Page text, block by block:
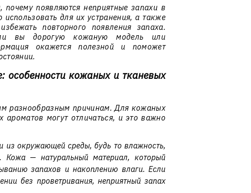
появляются неприятные запахи в
для их устранения, а также
повторного появления запаха.
вы дорогую кожаную модель или
окажется полезной и поможет
особенности кожаных и тканевых
разнообразным причинам. Для кожаных
ароматов могут отличаться, и это важно
из окружающей среды, будь то влажность,
Кожа — натуральный материал, который
запахов и накоплению влаги. Если
без проветривания, неприятный запах